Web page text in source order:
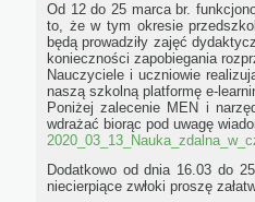
Od 12 do 25 marca br.
to, że w tym okresie
będą prowadziły zajęć
konieczności zapobiegania
Nauczyciele i uczniowie
naszą szkolną platformę e-
Poniżej zalecenie MEN i
wdrażać biorąc pod uwagę
Dodatkowo od dnia 16.03 do
niecierpiące zwłoki proszę